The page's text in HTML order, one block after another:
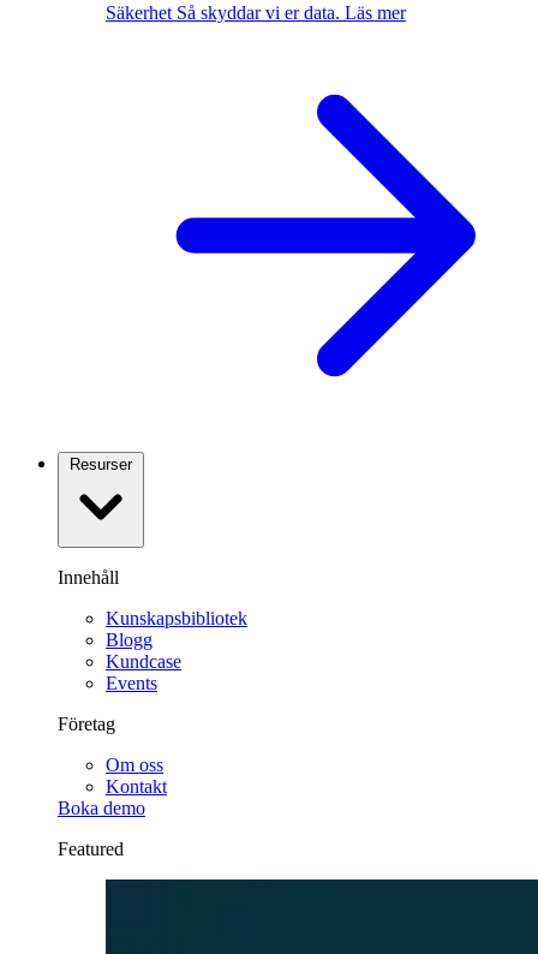
Säkerhet Så skyddar vi er data. Läs mer
Resurser
Innehåll
Kunskapsbibliotek
Blogg
Kundcase
Events
Företag
Om oss
Kontakt
Boka demo
Featured